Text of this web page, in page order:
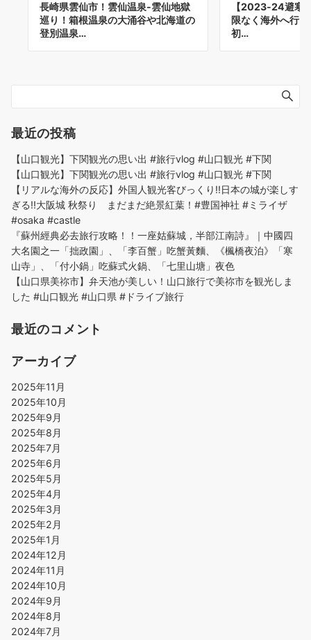
長崎県雲仙市！雲仙温泉-雲仙地獄
巡り！箱根温泉の大涌谷や北海道の
登別温泉…
【2023-24避寒
限なく海外へ行
初…
最近の投稿
【山口観光】下関観光の思い出 #旅行vlog #山口観光 #下関
【山口観光】下関観光の思い出 #旅行vlog #山口観光 #下関
【リアルな海外の反応】外国人観光客びっくり!!日本の城が楽しす
ぎる!!大阪城 秋祭り まだまだ絶景紅葉！#豊国神社 #ミライザ
#osaka #castle
『蘇州經典必去旅行攻略！！一座姑蘇城，半部江南詩』｜中國四
大名園之一「拙政園」、「李百蟹」吃蟹黃麵、《楓橋夜泊》「寒
山寺」、「付小鍋」吃蘇式火鍋、「七里山塘」夜色
【山口県美祢市】弁天池が美しい！山口旅行で美祢市を観光しま
した #山口観光 #山口県 #ドライブ旅行
最近のコメント
アーカイブ
2025年11月
2025年10月
2025年9月
2025年8月
2025年7月
2025年6月
2025年5月
2025年4月
2025年3月
2025年2月
2025年1月
2024年12月
2024年11月
2024年10月
2024年9月
2024年8月
2024年7月